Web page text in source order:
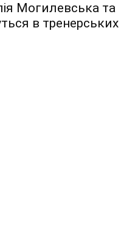
Могилевська та
в тренерських